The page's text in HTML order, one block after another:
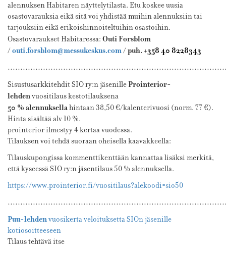
alennuksen Habitaren näyttelytilasta. Etu koskee uusia
osastovarauksia eikä sitä voi yhdistää muihin alennuksiin tai
tarjouksiin eikä erikoishinnoiteltuihin osastoihin.
Osastovaraukset Habitaressa: Outi Forsblom
/ outi.forsblom@messukeskus.com/ puh. +358 40 8228343
Sisustusarkkitehdit SIO ry:n jäsenilleProinterior-
lehdenvuositilaus kestotilauksena
50 % alennuksellahintaan 38,50 €/kalenterivuosi (norm. 77 €).
Hinta sisältää alv 10 %.
prointeriorilmestyy 4 kertaa vuodessa.
Tilauksen voi tehdä suoraan oheisella kaavakkeella:
Tilauskupongissa kommenttikenttään kannattaa lisäksi merkitä,
että kyseessä SIO ry:n jäsentilaus 50 % alennuksella.
https://www.prointerior.fi/vuositilaus?alekoodi=sio50
Puu-lehdenvuosikerta veloituksetta SIOn jäsenille
kotiosoitteeseen
Tilaus tehtävä itse